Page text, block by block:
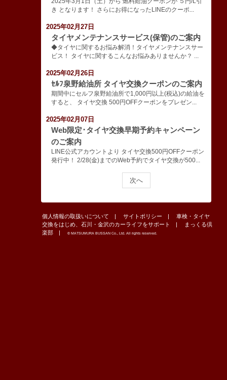
き となります！ さらにお得になったLINEのクーポ...
2025年02月27日
タイヤメンテナンスサービス(保管)のご案内
◆タイヤに関するお悩み解消！タイヤメンテナンスサー
ビス！ タイヤに関するこんなお悩みありませんか？ ...
2025年02月26日
ｾﾙﾌ泉野給油所 タイヤ交換クーポンのご案内
期間中にセルフ泉野給油所で1,000円以上(税込)の給油を
すると、 タイヤ交換 500円OFFクーポンをプレゼン...
2025年02月07日
Web限定･タイヤ交換早期予約キャンペーン
のご案内
LINE公式アカウントより タイヤ交換500円OFFクーポン
発行中！ 2/28(金)までのWeb予約でタイヤ交換が500...
次へ
個人情報の取扱いについて サイトポリシー
車検・タイヤ
交換をはじめ、石川・金沢のカーライフをサポート
まっくる倶
楽部
© MATSUMURA BUSSAN Co., Ltd. All rights reserved.